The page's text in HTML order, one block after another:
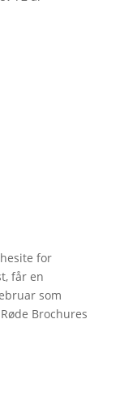
for
får en
som
Brochures